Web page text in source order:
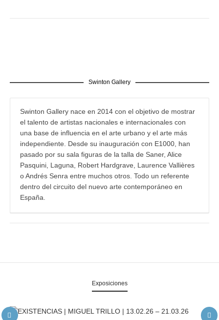
Swinton Gallery
Swinton Gallery nace en 2014 con el objetivo de mostrar
el talento de artistas nacionales e internacionales con
una base de influencia en el arte urbano y el arte más
independiente. Desde su inauguración con E1000, han
pasado por su sala figuras de la talla de Saner, Alice
Pasquini, Laguna, Robert Hardgrave, Laurence Vallières
o Andrés Senra entre muchos otros. Todo un referente
dentro del circuito del nuevo arte contemporáneo en
España.
Exposiciones